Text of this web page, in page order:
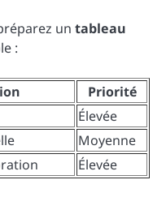
un tableau
:
Priorité
Élevée
Moyenne
Élevée